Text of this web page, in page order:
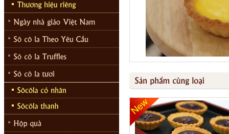
ICED CHOCO MOKA LY